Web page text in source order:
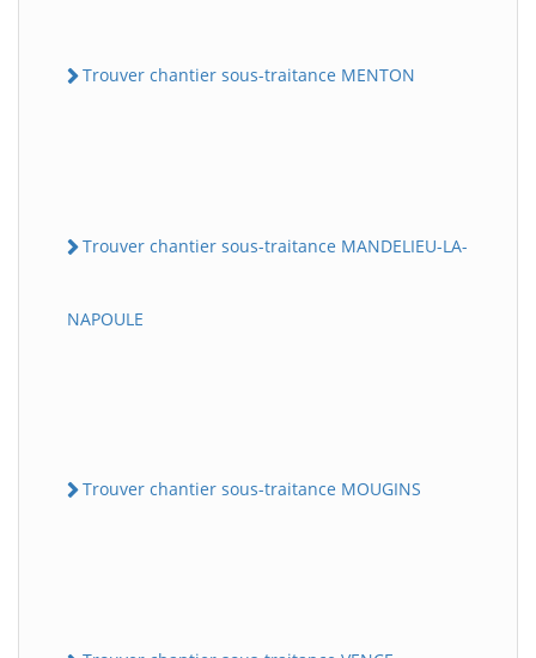
Trouver chantier sous-traitance MENTON
Trouver chantier sous-traitance MANDELIEU-LA-
NAPOULE
Trouver chantier sous-traitance MOUGINS